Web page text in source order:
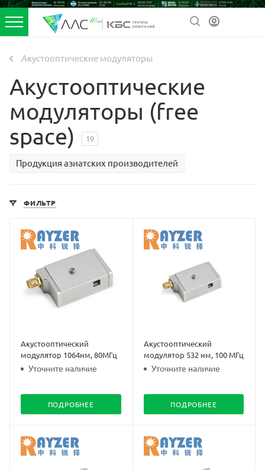
Акустооптические модуляторы
Акустооптические
модуляторы (free
space)
19
Продукция азиатских производителей
ФИЛЬТР
Акустооптический
модулятор 1064нм, 80МГц
Уточните наличие
ПОДРОБНЕЕ
Акустооптический
модулятор 532 нм, 100 МГц
Уточните наличие
ПОДРОБНЕЕ